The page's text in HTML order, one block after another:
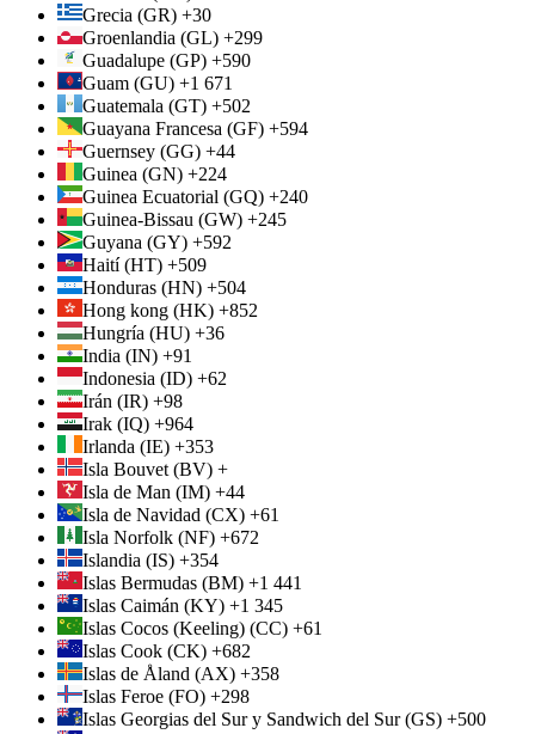
Grecia (GR) +30
Groenlandia (GL) +299
Guadalupe (GP) +590
Guam (GU) +1 671
Guatemala (GT) +502
Guayana Francesa (GF) +594
Guernsey (GG) +44
Guinea (GN) +224
Guinea Ecuatorial (GQ) +240
Guinea-Bissau (GW) +245
Guyana (GY) +592
Haití (HT) +509
Honduras (HN) +504
Hong kong (HK) +852
Hungría (HU) +36
India (IN) +91
Indonesia (ID) +62
Irán (IR) +98
Irak (IQ) +964
Irlanda (IE) +353
Isla Bouvet (BV) +
Isla de Man (IM) +44
Isla de Navidad (CX) +61
Isla Norfolk (NF) +672
Islandia (IS) +354
Islas Bermudas (BM) +1 441
Islas Caimán (KY) +1 345
Islas Cocos (Keeling) (CC) +61
Islas Cook (CK) +682
Islas de Åland (AX) +358
Islas Feroe (FO) +298
Islas Georgias del Sur y Sandwich del Sur (GS) +500